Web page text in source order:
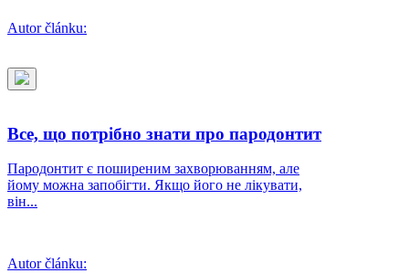
Autor článku:
Все, що потрібно знати про пародонтит
Пародонтит є поширеним захворюванням, але
йому можна запобігти. Якщо його не лікувати,
він...
Autor článku: